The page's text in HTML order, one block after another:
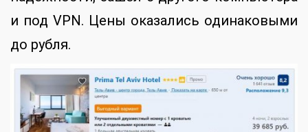
и под VPN. Цены оказались одинаковыми
до рубля.